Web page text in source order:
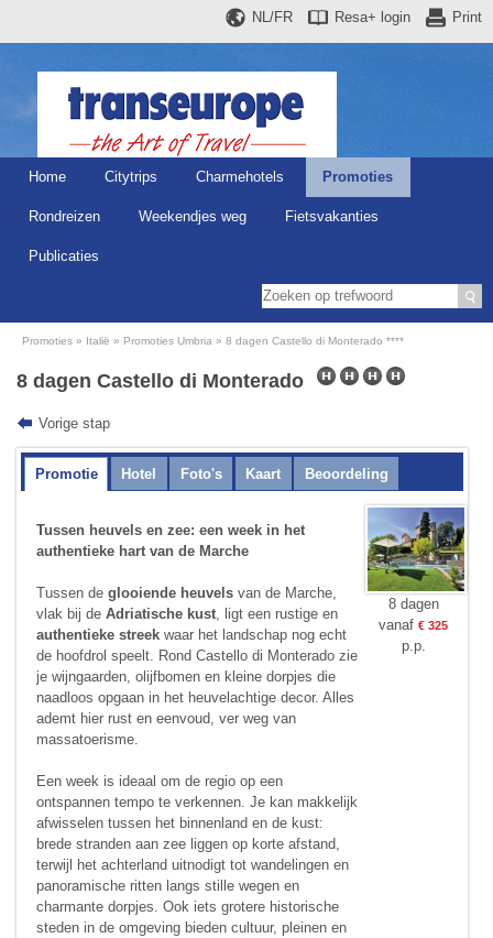
Print
Resa+ login
NL/FR
Home Citytrips Charmehotels Promoties
Rondreizen Weekendjes weg Fietsvakanties
Publicaties
Promoties Italië Promoties Umbria 8 dagen Castello di Monterado ****
8 dagen Castello di Monterado
Vorige stap
Promotie Hotel Foto's Kaart Beoordeling
Tussen heuvels en zee: een week in het
authentieke hart van de Marche
Tussen deglooiende heuvels van de Marche,
vlak bij de Adriatische kust, ligt een rustige en
authentieke streek waar het landschap nog echt
de hoofdrol speelt. Rond Castello di Monterado zie
je wijngaarden, olijfbomen en kleine dorpjes die
naadloos opgaan in het heuvelachtige decor. Alles
ademt hier rust en eenvoud, ver weg van
massatoerisme.
Een week is ideaal om de regio op een
ontspannen tempo te verkennen. Je kan makkelijk
afwisselen tussen het binnenland en de kust:
brede stranden aan zee liggen op korte afstand,
terwijl het achterland uitnodigt tot wandelingen en
panoramische ritten langs stille wegen en
charmante dorpjes. Ook iets grotere historische
steden in de omgeving bieden cultuur, pleinen en
8 dagen
vanaf€ 325
p.p.